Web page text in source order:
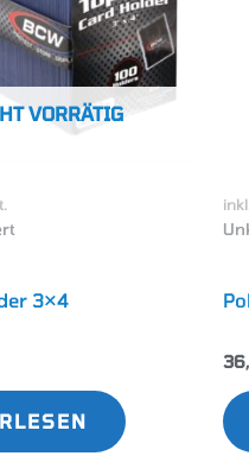
VORRÄTIG
3×4